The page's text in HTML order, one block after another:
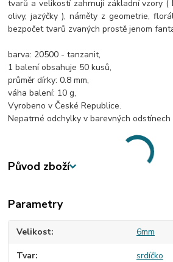
tvarů a velikostí zahrnují základní vzory (
olivy, jazýčky ), náměty z geometrie,
bezpočet tvarů zvaných prostě jenom
barva: 20500 - tanzanit,
1 balení obsahuje 50 kusů,
průměr dírky: 0.8 mm,
váha balení: 10 g,
Vyrobeno v České Republice.
Nepatrné odchylky v barevných
Původ zboží
Parametry
Velikost 6mm
Tvar srdíčko